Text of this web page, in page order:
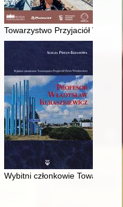
= Looking into the
Towarzystwo Przyjaciół
Wybitni członkowie